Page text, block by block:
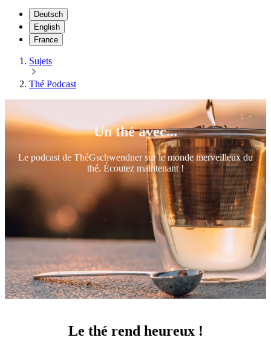
Deutsch
English
France
Sujets
Thé Podcast
Un thé avec...
Le podcast de ThéGschwendner sur le monde merveilleux du
thé. Écoutez maintenant !
Le thé rend heureux !